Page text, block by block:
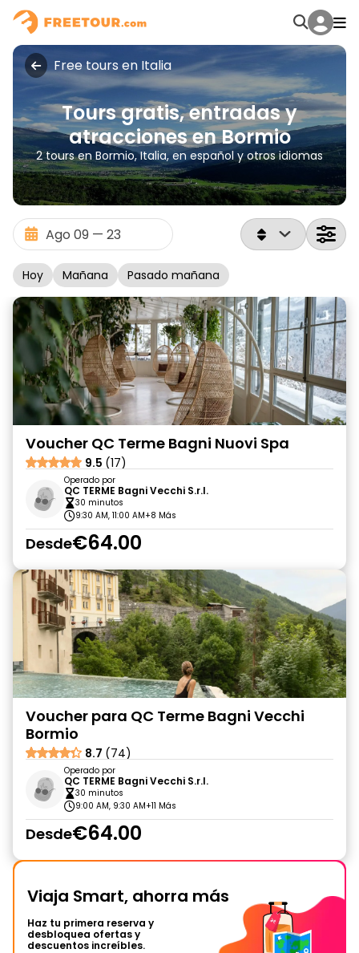
Free tours en Italia
Tours gratis, entradas y
atracciones en Bormio
2 tours en Bormio, Italia, en español y otros idiomas
Hoy Mañana Pasado mañana
Voucher QC Terme Bagni Nuovi Spa
9.5 (17)
Operado por
QC TERME Bagni Vecchi S.r.l.
30 minutos
9:30 AM, 11:00 AM+8 Más
Desde€64.00
Voucher para QC Terme Bagni Vecchi
Bormio
8.7 (74)
Operado por
QC TERME Bagni Vecchi S.r.l.
30 minutos
9:00 AM, 9:30 AM+11 Más
Desde€64.00
Viaja Smart, ahorra más
Haz tu primera reserva y
desbloquea ofertas y
descuentos increíbles.